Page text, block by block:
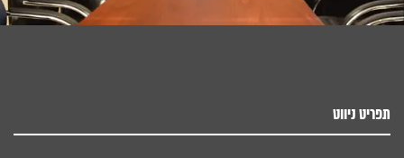
תפריט ניווט